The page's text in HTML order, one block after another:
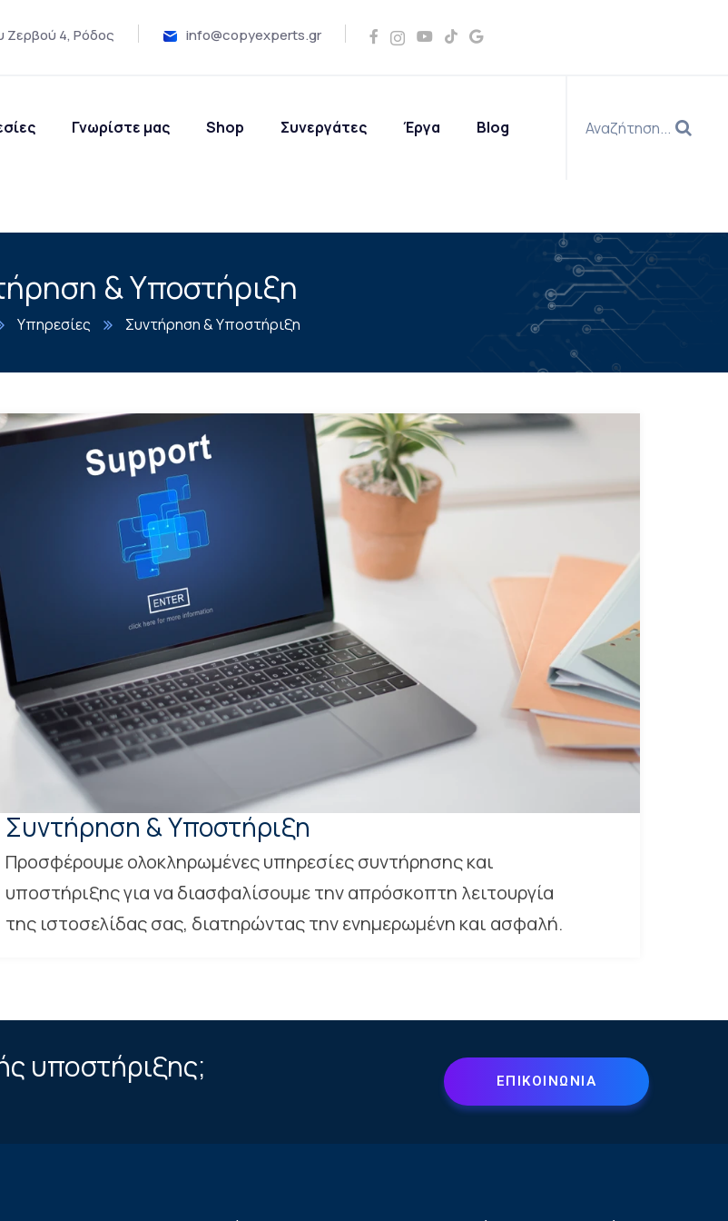
Ζερβού 4, Ρόδος info@copyexperts.gr
Γνωρίστε μας Shop Συνεργάτες Έργα Blog
& Υποστήριξη
Υπηρεσίες Συντήρηση & Υποστήριξη
Συντήρηση & Υποστήριξη
Προσφέρουμε ολοκληρωμένες υπηρεσίες συντήρησης και
υποστήριξης για να διασφαλίσουμε την απρόσκοπτη λειτουργία
της ιστοσελίδας σας, διατηρώντας την ενημερωμένη και ασφαλή.
υποστήριξης; ΕΠΙΚΟΙΝΩΝΙΑ